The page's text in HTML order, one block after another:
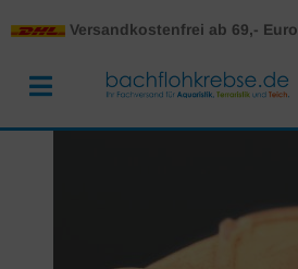
Versandkostenfrei ab 69,- Euro